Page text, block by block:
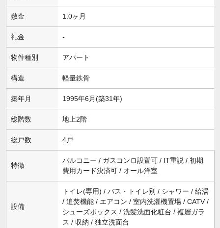
敷金 1.0ヶ月
礼金 -
物件種別 アパート
構造 軽量鉄骨
築年月 1995年6月(築31年)
総階数 地上2階
総戸数 4戸
特徴
バルコニー / ガスコンロ設置可 / IT重説 / 初期
費用カード決済可 / オール洋室
設備
トイレ(専用) / バス・トイレ別 / シャワー / 給湯
/ 追焚機能 / エアコン / 室内洗濯機置場 / CATV /
シューズボックス / 洗髪洗面化粧台 / 複層ガラ
ス / 収納 / 独立洗面台